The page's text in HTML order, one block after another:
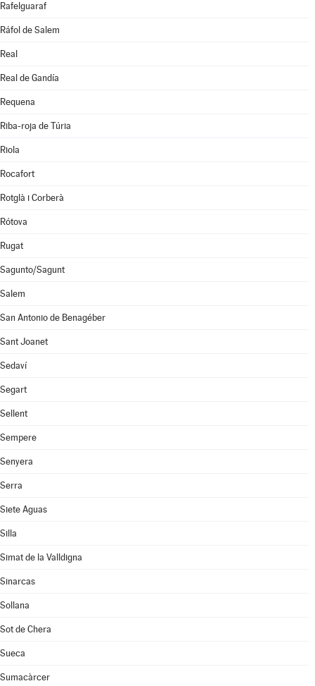
Rafelguaraf
Ráfol de Salem
Real
Real de Gandía
Requena
Riba-roja de Túria
Riola
Rocafort
Rotglà i Corberà
Rótova
Rugat
Sagunto/Sagunt
Salem
San Antonio de Benagéber
Sant Joanet
Sedaví
Segart
Sellent
Sempere
Senyera
Serra
Siete Aguas
Silla
Simat de la Valldigna
Sinarcas
Sollana
Sot de Chera
Sueca
Sumacàrcer